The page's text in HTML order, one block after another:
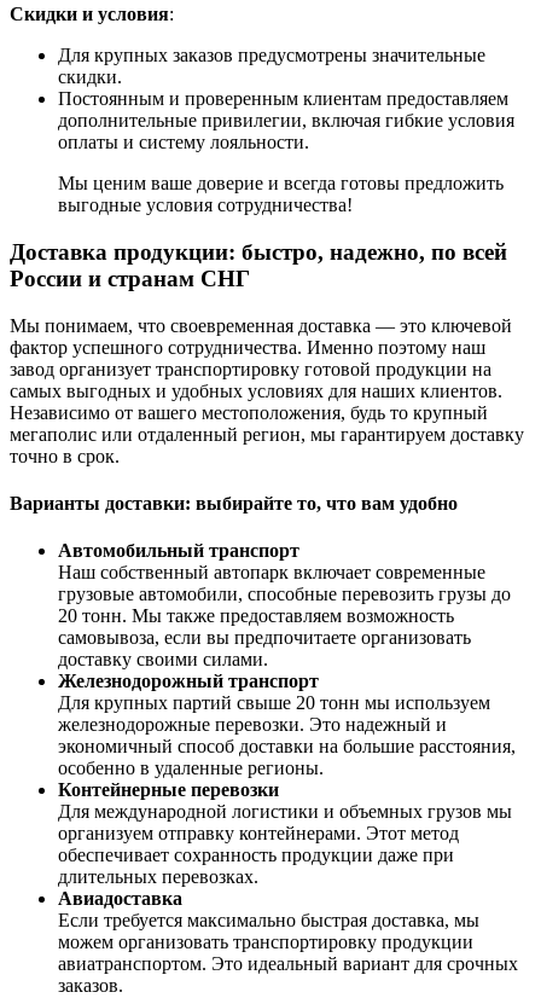
Скидки и условия:
Для крупных заказов предусмотрены значительные
скидки.
Постоянным и проверенным клиентам предоставляем
дополнительные привилегии, включая гибкие условия
оплаты и систему лояльности.
Мы ценим ваше доверие и всегда готовы предложить
выгодные условия сотрудничества!
Доставка продукции: быстро, надежно, по всей
России и странам СНГ
Мы понимаем, что своевременная доставка — это ключевой
фактор успешного сотрудничества. Именно поэтому наш
завод организует транспортировку готовой продукции на
самых выгодных и удобных условиях для наших клиентов.
Независимо от вашего местоположения, будь то крупный
мегаполис или отдаленный регион, мы гарантируем доставку
точно в срок.
Варианты доставки: выбирайте то, что вам удобно
Автомобильный транспорт
Наш собственный автопарк включает современные
грузовые автомобили, способные перевозить грузы до
20 тонн. Мы также предоставляем возможность
самовывоза, если вы предпочитаете организовать
доставку своими силами.
Железнодорожный транспорт
Для крупных партий свыше 20 тонн мы используем
железнодорожные перевозки. Это надежный и
экономичный способ доставки на большие расстояния,
особенно в удаленные регионы.
Контейнерные перевозки
Для международной логистики и объемных грузов мы
организуем отправку контейнерами. Этот метод
обеспечивает сохранность продукции даже при
длительных перевозках.
Авиадоставка
Если требуется максимально быстрая доставка, мы
можем организовать транспортировку продукции
авиатранспортом. Это идеальный вариант для срочных
заказов.